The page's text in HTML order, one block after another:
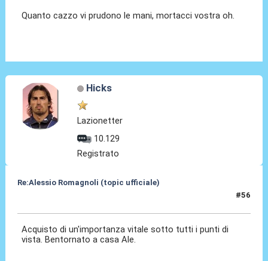
Quanto cazzo vi prudono le mani, mortacci vostra oh.
Hicks
Lazionetter
10.129
Registrato
Re:Alessio Romagnoli (topic ufficiale)
#56
Acquisto di un'importanza vitale sotto tutti i punti di
vista. Bentornato a casa Ale.